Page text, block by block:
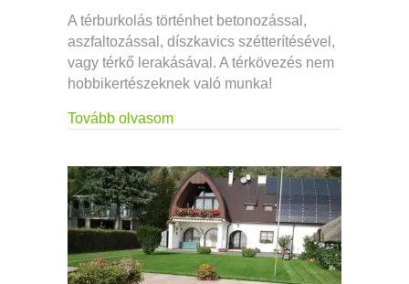
A térburkolás történhet betonozással,
aszfaltozással, díszkavics szétterítésével,
vagy térkő lerakásával. A térkövezés nem
hobbikertészeknek való munka!
Tovább olvasomabout Térkövezés – a térkő